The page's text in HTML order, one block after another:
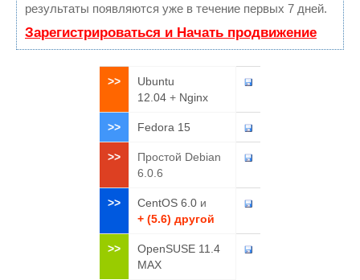
результаты появляются уже в течение первых 7 дней.
Зарегистрироваться и Начать продвижение
>>
Ubuntu
12.04 + Nginx
>> Fedora 15
>>
Простой Debian
6.0.6
>> CentOS 6.0 и
+ (5.6) другой
>>
OpenSUSE 11.4
MAX